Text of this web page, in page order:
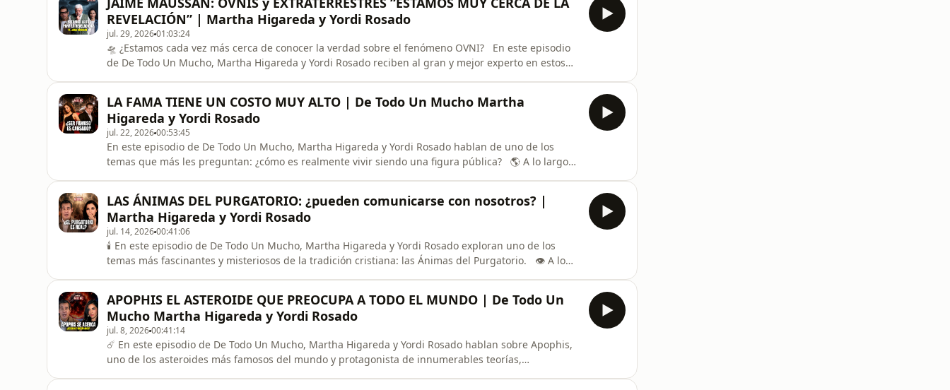
REVELACIÓN” | Martha Higareda y Yordi Rosado
jul. 29, 202601:03:24
🛸 ¿Estamos cada vez más cerca de conocer la verdad sobre el fenómeno OVNI? En este episodio
de De Todo Un Mucho, Martha Higareda y Yordi Rosado reciben al gran y mejor experto en estos
conversación mundial. 🇺🇸
LA FAMA TIENE UN COSTO MUY ALTO | De Todo Un Mucho Martha
Higareda y Yordi Rosado
jul. 22, 202600:53:45
En este episodio de De Todo Un Mucho, Martha Higareda y Yordi Rosado hablan de uno de los
temas que más les preguntan: ¿cómo es realmente vivir siendo una figura pública? 🌎 A lo largo
cariño de la gente, las oportunidades, los momentos inolvidables… pero también la pérdida de
privacidad, las críti
LAS ÁNIMAS DEL PURGATORIO: ¿pueden comunicarse con nosotros? |
Martha Higareda y Yordi Rosado
jul. 14, 202600:41:06
🕯️ En este episodio de De Todo Un Mucho, Martha Higareda y Yordi Rosado exploran uno de los
temas más fascinantes y misteriosos de la tradición cristiana: las Ánimas del Purgatorio. 👁️ A lo
más profundas dentro
APOPHIS EL ASTEROIDE QUE PREOCUPA A TODO EL MUNDO | De Todo Un
Mucho Martha Higareda y Yordi Rosado
jul. 8, 202600:41:14
☄️ En este episodio de De Todo Un Mucho, Martha Higareda y Yordi Rosado hablan sobre Apophis,
uno de los asteroides más famosos del mundo y protagonista de innumerables teorías,